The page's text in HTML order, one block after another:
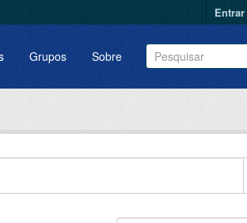
Entrar
Grupos Sobre